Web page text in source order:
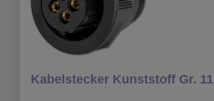
Kabelstecker Kunststoff Gr. 11